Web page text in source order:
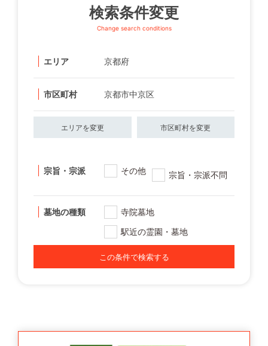
検索条件変更
Change search conditions
エリア 京都府
市区町村 京都市中京区
エリアを変更 市区町村を変更
宗旨・宗派 その他 宗旨・宗派不問
墓地の種類
寺院墓地
駅近の霊園・墓地
この条件で検索する